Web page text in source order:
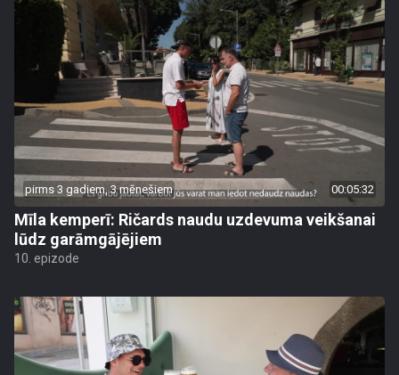
pirms 3 gadiem, 3 mēnešiem 00:05:32
Mīla kemperī: Ričards naudu uzdevuma veikšanai
lūdz garāmgājējiem
10. epizode